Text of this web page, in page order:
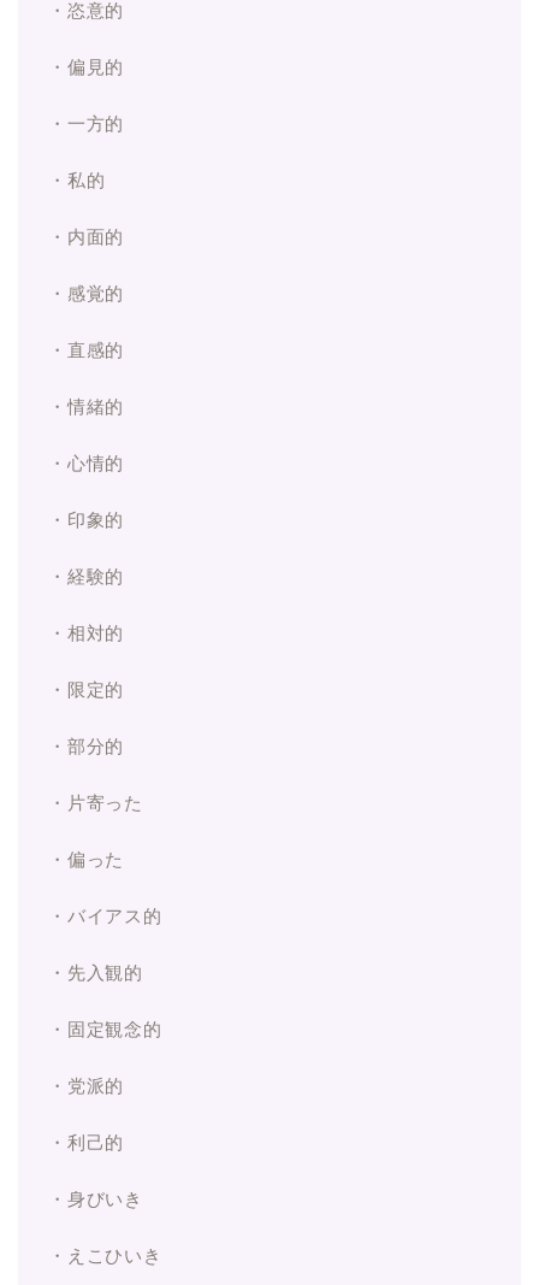
・恣意的
・偏見的
・一方的
・私的
・内面的
・感覚的
・直感的
・情緒的
・心情的
・印象的
・経験的
・相対的
・限定的
・部分的
・片寄った
・偏った
・バイアス的
・先入観的
・固定観念的
・党派的
・利己的
・身びいき
・えこひいき